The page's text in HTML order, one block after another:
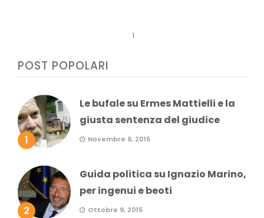
1
POST POPOLARI
1
Le bufale su Ermes Mattielli e la
giusta sentenza del giudice
Novembre 9, 2015
2
Guida politica su Ignazio Marino,
per ingenui e beoti
Ottobre 9, 2015